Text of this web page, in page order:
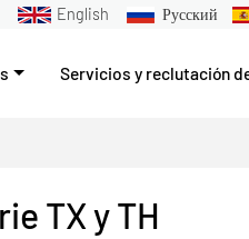
English Русский
Servicios y reclutación
TX y TH